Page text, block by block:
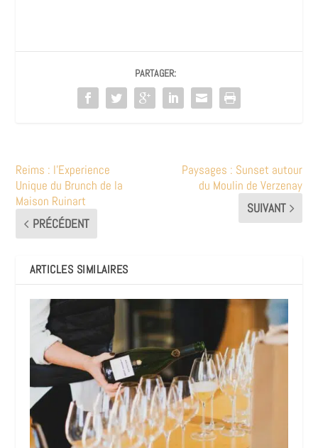
PARTAGER:
Reims : l’Experience
Unique du Brunch de la
Maison Ruinart
PRÉCÉDENT
Paysages : Sunset autour
du Moulin de Verzenay
SUIVANT
ARTICLES SIMILAIRES